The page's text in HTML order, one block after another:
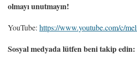
olmayı unutmayın!
YouTube: https://www.youtube.com/c/
Sosyal medyada lütfen beni takip edin: